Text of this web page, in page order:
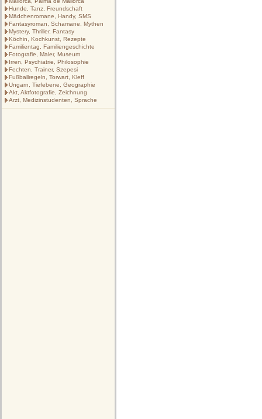
Hunde, Tanz, Freundschaft
Mädchenromane, Handy, SMS
Fantasyroman, Schamane, Mythen
Mystery, Thriller, Fantasy
Köchin, Kochkunst, Rezepte
Familientag, Familiengeschichte
Fotografie, Maler, Museum
Irren, Psychiatrie, Philosophie
Fechten, Trainer, Szepesi
Fußballregeln, Torwart, Kleff
Ungarn, Tiefebene, Geographie
Akt, Aktfotografie, Zeichnung
Arzt, Medizinstudenten, Sprache